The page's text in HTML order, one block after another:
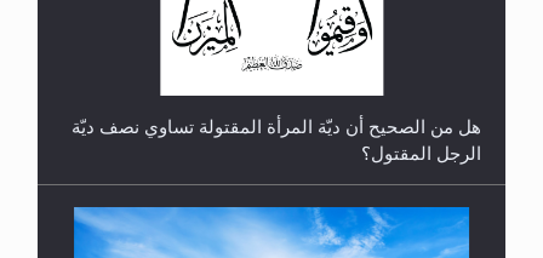
هل من الصحيح أن ديّة المرأة المقتولة تساوي نصف ديّة
الرجل المقتول؟